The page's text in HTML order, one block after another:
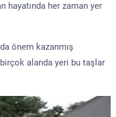
hayatında her zaman yer
önem kazanmış
alanda yeri bu taşlar